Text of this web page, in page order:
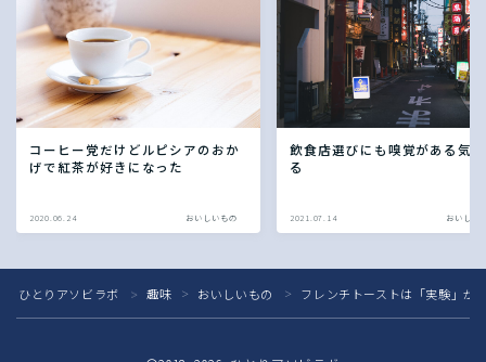
コーヒー党だけどルピシアのおか
げで紅茶が好きになった
2020.06.24 おいしいもの
飲食店選びにも嗅覚がある気
る
2021.07.14 おいしい
ひとりアソビラボ ＞ 趣味 ＞ おいしいもの ＞ フレンチトーストは「実験」が